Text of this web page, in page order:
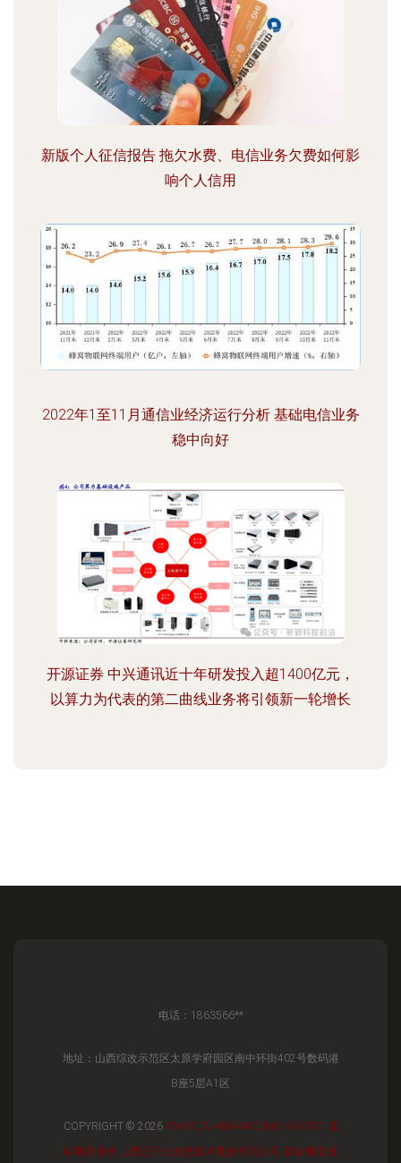
新版个人征信报告 拖欠水费、电信业务欠费如何影
响个人信用
2022年1至11月通信业经济运行分析 基础电信业务
稳中向好
开源证券 中兴通讯近十年研发投入超1400亿元，
以算力为代表的第二曲线业务将引领新一轮增长
电话：1863566**
地址：山西综改示范区太原学府园区南中环街402号数码港
B座5层A1区
COPYRIGHT © 2026 WWW.QUANWANGSHANG.COM 基
础电信业务 山西三叶虫信息技术股份有限公司 基础电信业